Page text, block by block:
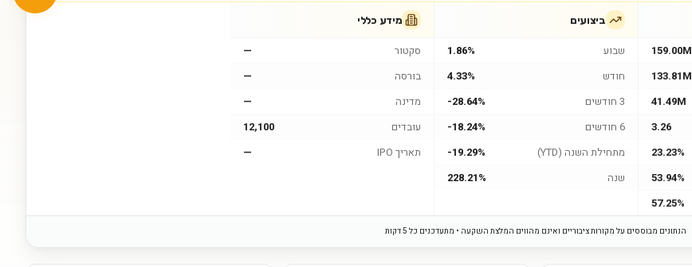
159.00M
133.81M
41.49M
3.26
23.23%
53.94%
57.25%
ביצועים
שבוע
1.86%
חודש
4.33%
3 חודשים
-28.64%
6 חודשים
-18.24%
מתחילת השנה (YTD)
-19.29%
שנה
228.21%
מידע כללי
סקטור
—
בורסה
—
מדינה
—
עובדים
12,100
תאריך IPO
—
הנתונים מבוססים על מקורות ציבוריים ואינם מהווים המלצת השקעה • מתעדכנים כל 5 דקות